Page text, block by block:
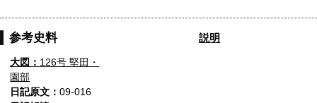
参考史料 説明
大図： 126号 堅田・
園部
日記原文：09-016